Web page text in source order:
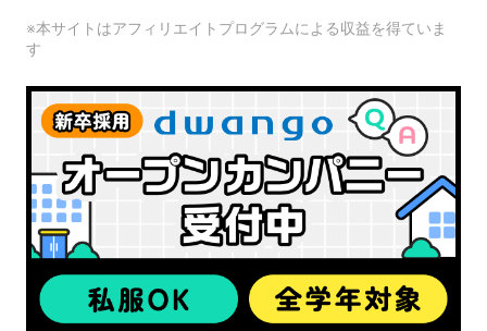
※本サイトはアフィリエイトプログラムによる収益を得ていま
す